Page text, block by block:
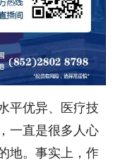
优异、医疗技
一直是很多人心
地。事实上，作